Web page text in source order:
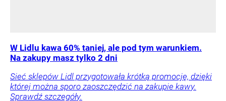
W Lidlu kawa 60% taniej, ale pod tym warunkiem.
Na zakupy masz tylko 2 dni
Sieć sklepów Lidl przygotowała krótką promocję, dzięki
której można sporo zaoszczędzić na zakupie kawy.
Sprawdź szczegóły.